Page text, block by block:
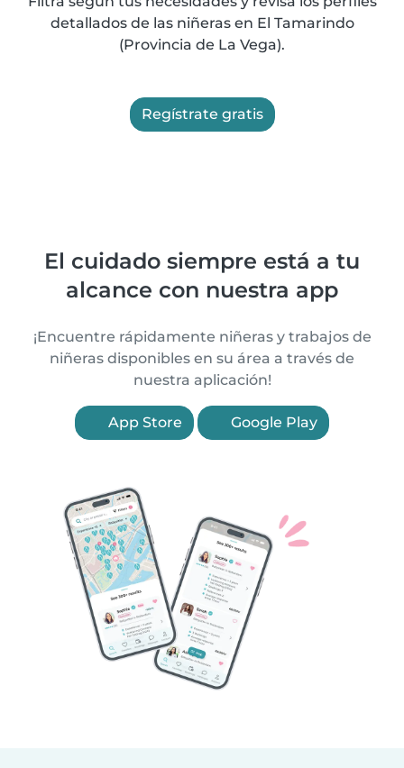
detallados de las niñeras en El Tamarindo
(Provincia de La Vega).
Regístrate gratis
El cuidado siempre está a tu
alcance con nuestra app
¡Encuentre rápidamente niñeras y trabajos de
niñeras disponibles en su área a través de
nuestra aplicación!
App Store Google Play